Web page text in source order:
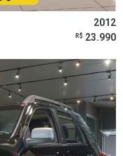
2012
R$ 23.990